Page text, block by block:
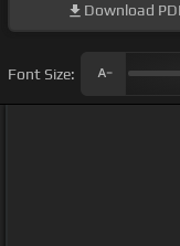
Download
Font Size: